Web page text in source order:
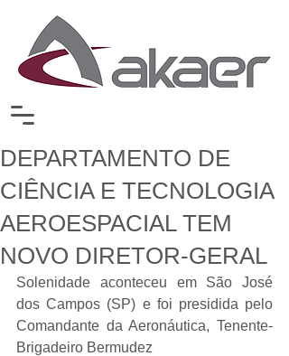
DEPARTAMENTO DE
CIÊNCIA E TECNOLOGIA
AEROESPACIAL TEM
NOVO DIRETOR-GERAL
Solenidade aconteceu em São José
dos Campos (SP) e foi presidida pelo
Comandante da Aeronáutica, Tenente-
Brigadeiro Bermudez